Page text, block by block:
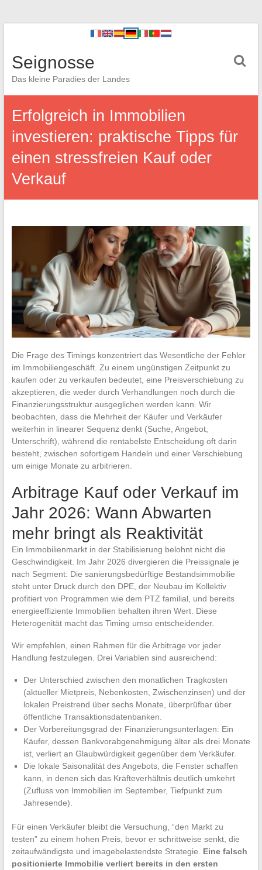
Seignosse
Das kleine Paradies der Landes
Erfolgreich in Immobilien
investieren: praktische Tipps für
einen stressfreien Kauf oder
Verkauf
Die Frage des Timings konzentriert das Wesentliche der Fehler
im Immobiliengeschäft. Zu einem ungünstigen Zeitpunkt zu
kaufen oder zu verkaufen bedeutet, eine Preisverschiebung zu
akzeptieren, die weder durch Verhandlungen noch durch die
Finanzierungsstruktur ausgeglichen werden kann. Wir
beobachten, dass die Mehrheit der Käufer und Verkäufer
weiterhin in linearer Sequenz denkt (Suche, Angebot,
Unterschrift), während die rentabelste Entscheidung oft darin
besteht, zwischen sofortigem Handeln und einer Verschiebung
um einige Monate zu arbitrieren.
Arbitrage Kauf oder Verkauf im
Jahr 2026: Wann Abwarten
mehr bringt als Reaktivität
Ein Immobilienmarkt in der Stabilisierung belohnt nicht die
Geschwindigkeit. Im Jahr 2026 divergieren die Preissignale je
nach Segment: Die sanierungsbedürftige Bestandsimmobilie
steht unter Druck durch den DPE, der Neubau im Kollektiv
profitiert von Programmen wie dem PTZ familial, und bereits
energieeffiziente Immobilien behalten ihren Wert. Diese
Heterogenität macht das Timing umso entscheidender.
Wir empfehlen, einen Rahmen für die Arbitrage vor jeder
Handlung festzulegen. Drei Variablen sind ausreichend:
Der Unterschied zwischen den monatlichen Tragkosten
(aktueller Mietpreis, Nebenkosten, Zwischenzinsen) und der
lokalen Preistrend über sechs Monate, überprüfbar über
öffentliche Transaktionsdatenbanken.
Der Vorbereitungsgrad der Finanzierungsunterlagen: Ein
Käufer, dessen Bankvorabgenehmigung älter als drei Monate
ist, verliert an Glaubwürdigkeit gegenüber dem Verkäufer.
Die lokale Saisonalität des Angebots, die Fenster schaffen
kann, in denen sich das Kräfteverhältnis deutlich umkehrt
(Zufluss von Immobilien im September, Tiefpunkt zum
Jahresende).
Für einen Verkäufer bleibt die Versuchung, “den Markt zu
testen” zu einem hohen Preis, bevor er schrittweise senkt, die
zeitaufwändigste und imagebelastendste Strategie. Eine falsch
positionierte Immobilie verliert bereits in den ersten